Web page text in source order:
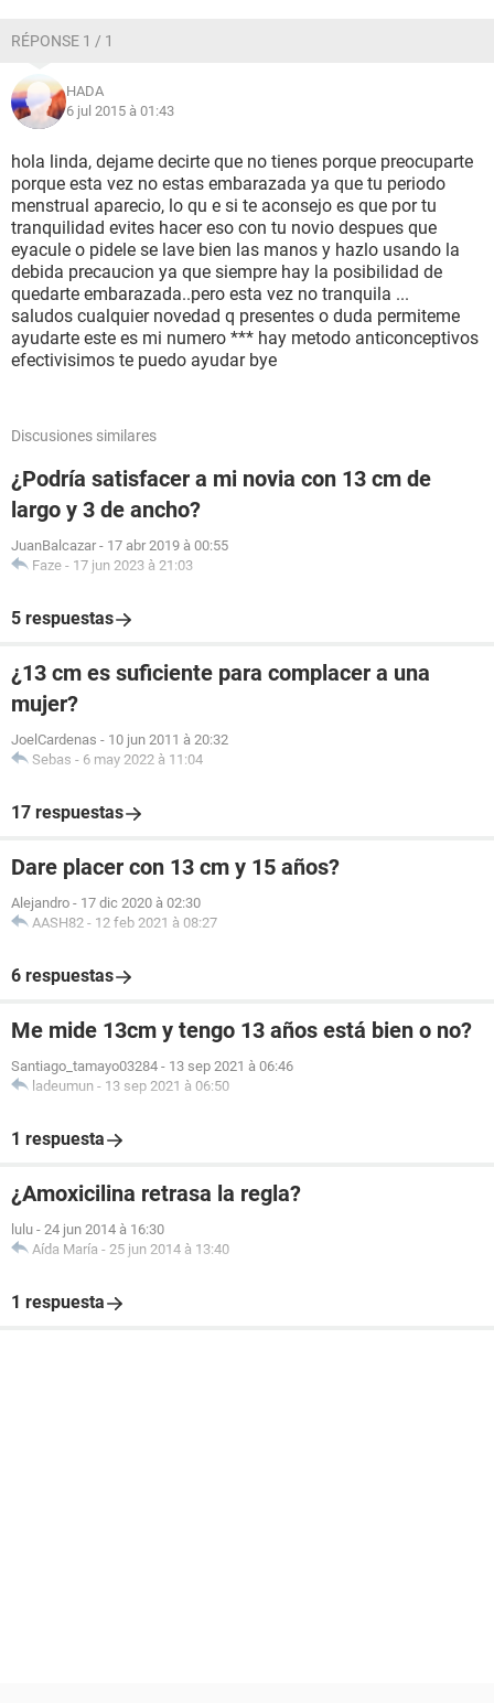
RÉPONSE 1 / 1
HADA
6 jul 2015 à 01:43
hola linda, dejame decirte que no tienes porque preocuparte
porque esta vez no estas embarazada ya que tu periodo
menstrual aparecio, lo qu e si te aconsejo es que por tu
tranquilidad evites hacer eso con tu novio despues que
eyacule o pidele se lave bien las manos y hazlo usando la
debida precaucion ya que siempre hay la posibilidad de
quedarte embarazada..pero esta vez no tranquila ...
saludos cualquier novedad q presentes o duda permiteme
ayudarte este es mi numero *** hay metodo anticonceptivos
efectivisimos te puedo ayudar bye
Discusiones similares
¿Podría satisfacer a mi novia con 13 cm de
largo y 3 de ancho?
JuanBalcazar - 17 abr 2019 à 00:55
Faze - 17 jun 2023 à 21:03
5 respuestas
¿13 cm es suficiente para complacer a una
mujer?
JoelCardenas - 10 jun 2011 à 20:32
Sebas - 6 may 2022 à 11:04
17 respuestas
Dare placer con 13 cm y 15 años?
Alejandro - 17 dic 2020 à 02:30
AASH82 - 12 feb 2021 à 08:27
6 respuestas
Me mide 13cm y tengo 13 años está bien o no?
Santiago_tamayo03284 - 13 sep 2021 à 06:46
ladeumun - 13 sep 2021 à 06:50
1 respuesta
¿Amoxicilina retrasa la regla?
lulu - 24 jun 2014 à 16:30
Aída María - 25 jun 2014 à 13:40
1 respuesta